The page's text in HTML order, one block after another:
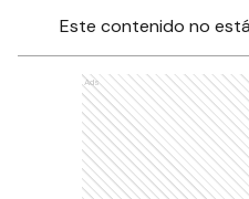
Este contenido no
Ads